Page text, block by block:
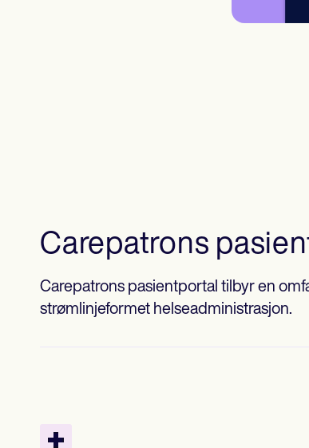
Carepatrons
Carepatrons pasientportal tilbyr en
strømlinjeformet helseadministrasjon.